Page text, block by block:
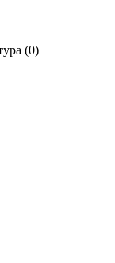
(0)